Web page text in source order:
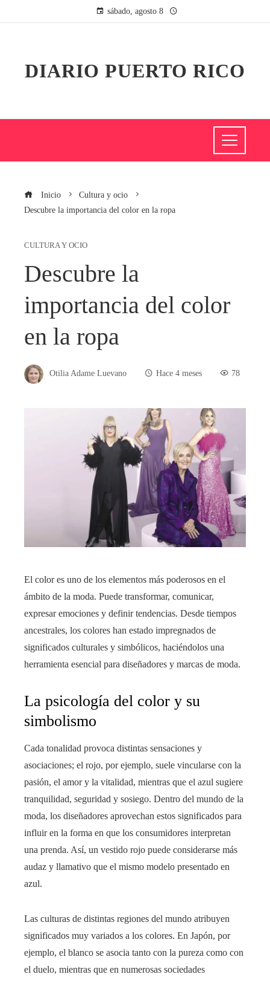
sábado, agosto 8
DIARIO PUERTO RICO
Inicio
Cultura y ocio
Descubre la importancia del color en la ropa
CULTURA Y OCIO
Descubre la
importancia del color
en la ropa
Otilia Adame Luevano Hace 4 meses 78
El color es uno de los elementos más poderosos en el
ámbito de la moda. Puede transformar, comunicar,
expresar emociones y definir tendencias. Desde tiempos
ancestrales, los colores han estado impregnados de
significados culturales y simbólicos, haciéndolos una
herramienta esencial para diseñadores y marcas de moda.
La psicología del color y su
simbolismo
Cada tonalidad provoca distintas sensaciones y
asociaciones; el rojo, por ejemplo, suele vincularse con la
pasión, el amor y la vitalidad, mientras que el azul sugiere
tranquilidad, seguridad y sosiego. Dentro del mundo de la
moda, los diseñadores aprovechan estos significados para
influir en la forma en que los consumidores interpretan
una prenda. Así, un vestido rojo puede considerarse más
audaz y llamativo que el mismo modelo presentado en
azul.
Las culturas de distintas regiones del mundo atribuyen
significados muy variados a los colores. En Japón, por
ejemplo, el blanco se asocia tanto con la pureza como con
el duelo, mientras que en numerosas sociedades